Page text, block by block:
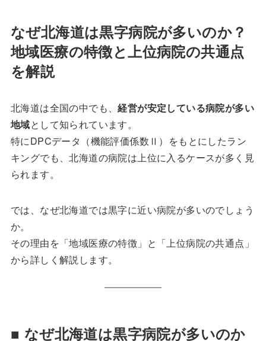
なぜ北海道は黒字病院が多いのか？
地域医療の特徴と上位病院の共通点
を解説
北海道は全国の中でも、経営が安定している病院が多い
地域として知られています。
特にDPCデータ（機能評価係数Ⅱ）をもとにしたラン
キングでも、北海道の病院は上位に入るケースが多く見
られます。
では、なぜ北海道では黒字に近い病院が多いのでしょう
か。
その理由を「地域医療の特徴」と「上位病院の共通点」
から詳しく解説します。
■ なぜ北海道は黒字病院が多いのか